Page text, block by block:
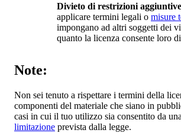
Divieto di restrizioni aggiuntive
applicare termini legali o misure
impongano ad altri soggetti dei
quanto la licenza consente loro
Note:
Non sei tenuto a rispettare i termini della
componenti del materiale che siano in
casi in cui il tuo utilizzo sia consentito da una
limitazione prevista dalla legge.